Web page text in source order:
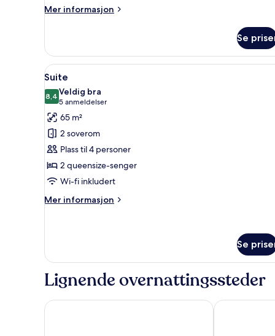
Mer informasjon
Mer
–
superior
Se
Åpne
alle
bildene
av
Suite
Suite | Oppholdsområde |
10
Suite
8,48,4 av 10
Veldig bra
5 anmeldelser
(5
anmeldelser)
65 m²
2 soverom
Plass til 4 personer
2 queensize-senger
Wi-fi inkludert
Mer informasjon
Mer
Se
Lignende overnattingssteder
Hotel Rey Alfonso X Hotel Giralda